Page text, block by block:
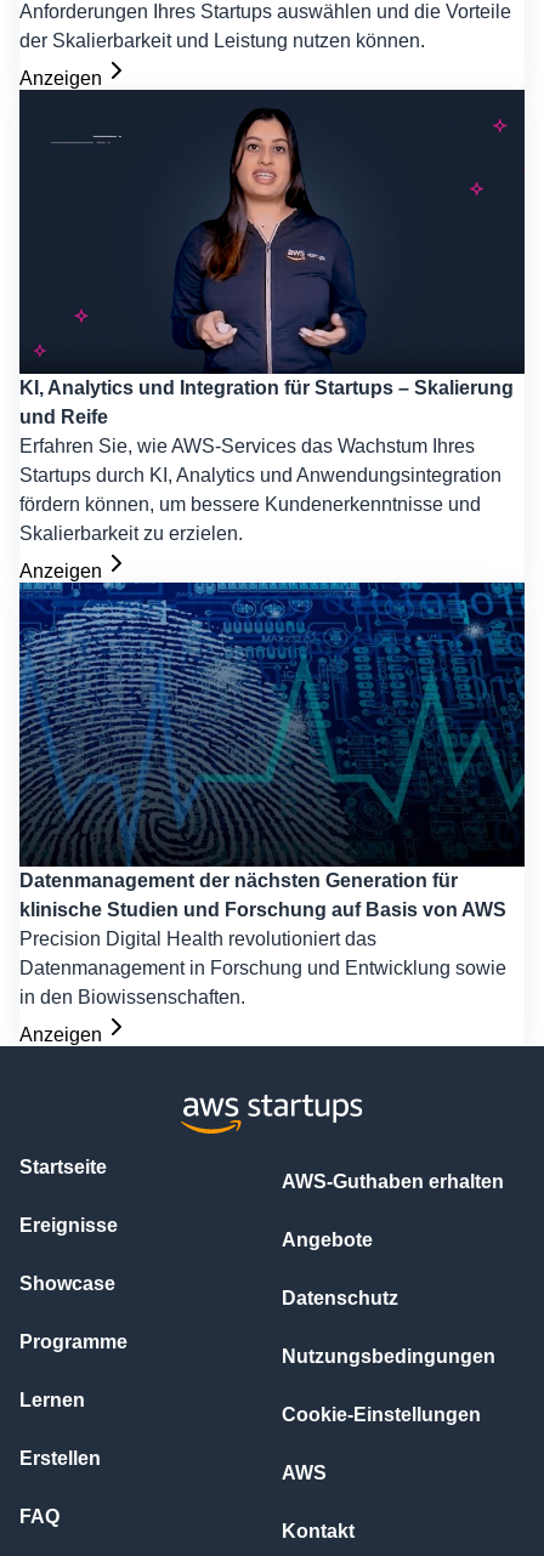
Anforderungen Ihres Startups auswählen und die Vorteile
der Skalierbarkeit und Leistung nutzen können.
Anzeigen
KI, Analytics und Integration für Startups – Skalierung
und Reife
Erfahren Sie, wie AWS-Services das Wachstum Ihres
Startups durch KI, Analytics und Anwendungsintegration
fördern können, um bessere Kundenerkenntnisse und
Skalierbarkeit zu erzielen.
Anzeigen
Datenmanagement der nächsten Generation für
klinische Studien und Forschung auf Basis von AWS
Precision Digital Health revolutioniert das
Datenmanagement in Forschung und Entwicklung sowie
in den Biowissenschaften.
Anzeigen
Startseite
Ereignisse
Showcase
Programme
Lernen
Erstellen
FAQ
AWS-Guthaben erhalten
Angebote
Datenschutz
Nutzungsbedingungen
Cookie-Einstellungen
AWS
Kontakt